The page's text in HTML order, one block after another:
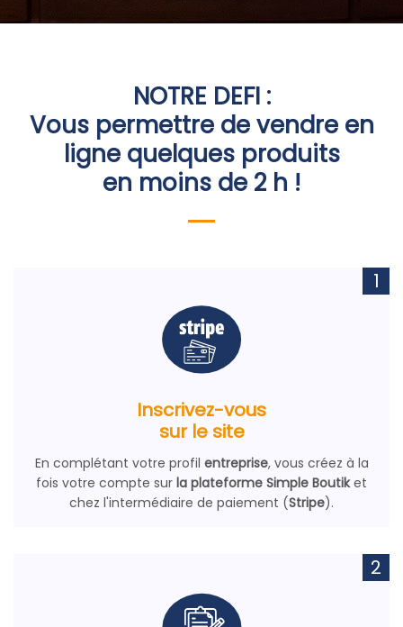
NOTRE DEFI :
Vous permettre de vendre en
ligne quelques produits
en moins de 2 h !
1
Inscrivez-vous
sur le site
En complétant votre profil entreprise, vous créez à la
fois votre compte sur la plateforme Simple Boutiket
chez l'intermédiaire de paiement (Stripe).
2